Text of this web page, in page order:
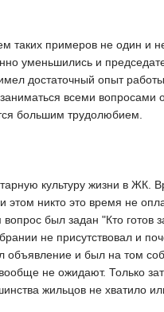
таких примеров не один и
уменьшились и
достаточный опыт
всеми
большим трудолюбием.
культуру жизни в ЖК.
этом никто это время не
был задан "Кто готов
не присутствовал и
и был на том
не ожидают. Только
жильцов не хватило